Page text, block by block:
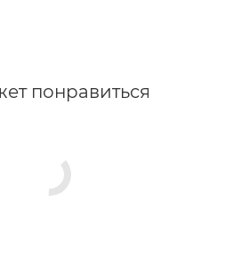
понравиться